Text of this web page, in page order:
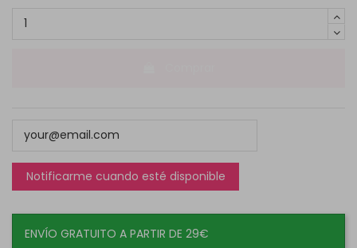
ENVÍO GRATUITO A PARTIR DE 29€